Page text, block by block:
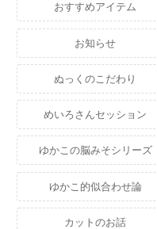
おすすめアイテム
お知らせ
ぬっくのこだわり
めいろさんセッション
ゆかこの脳みそシリーズ
ゆかこ的似合わせ論
カットのお話